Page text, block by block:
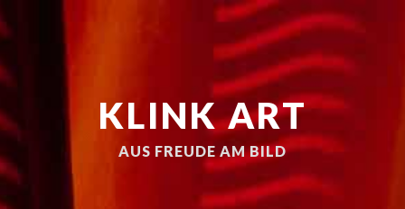
KLINK ART
AUS FREUDE AM BILD